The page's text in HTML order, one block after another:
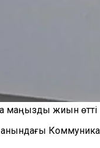
маңызды жиын өтті